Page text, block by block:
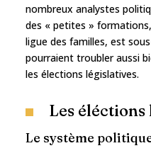
nombreux analystes
des « petites »
ligue des familles, est
pourraient troubler aussi
les élections législatives.
Les
Le système